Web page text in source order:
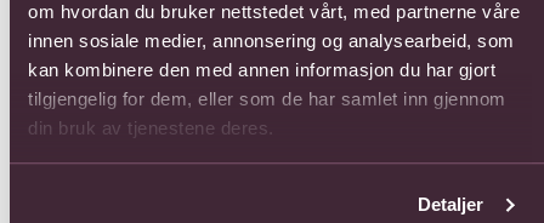
om hvordan du bruker nettstedet vårt, med partnerne våre
innen sosiale medier, annonsering og analysearbeid, som
kan kombinere den med annen informasjon du har gjort
tilgjengelig for dem, eller som de har samlet inn gjennom
din bruk av tjenestene deres.
Detaljer
12 Roses Long Stem
638,-
3 Roses Medium Stem
231,-